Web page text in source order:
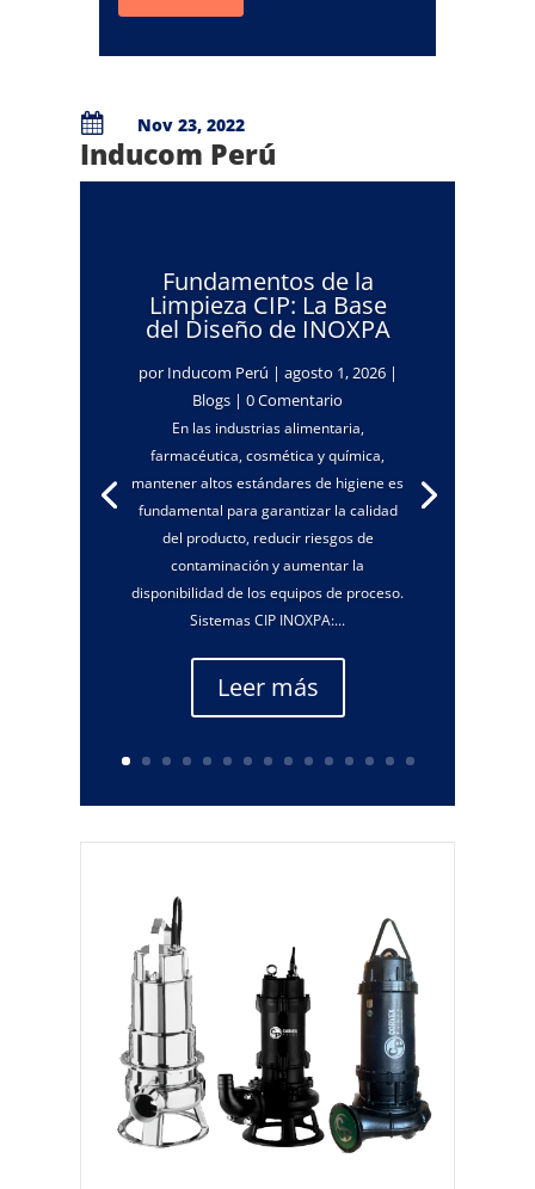
 Nov 23, 2022
Inducom Perú
Fundamentos de la
Limpieza CIP: La Base
del Diseño de INOXPA
por Inducom Perú | agosto 1, 2026|
Blogs | 0 Comentario
En las industrias alimentaria,
farmacéutica, cosmética y química,
mantener altos estándares de higiene es
fundamental para garantizar la calidad
del producto, reducir riesgos de
contaminación y aumentar la
disponibilidad de los equipos de proceso.
Sistemas CIP INOXPA:...
Leer más